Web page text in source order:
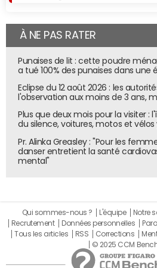
À NE PAS RATER
Punaises de lit : cette poudre
a tué 100% des punaises dans une
Eclipse du 12 août 2026 : les
l'observation aux moins de 3 ans,
Plus que deux mois pour la visiter :
du silence, voitures, motos et
Pr. Alinka Greasley : "Pour les
danser entretient la santé
mental"
Qui sommes-nous ? L'équipe Notre
Recrutement
Données personnelles
Tous les articles
RSS Corrections
© 2025 CCM